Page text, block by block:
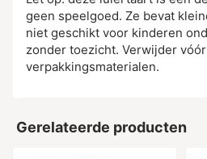
geen speelgoed. Ze bevat
niet geschikt voor kinderen
zonder toezicht. Verwijder
verpakkingsmaterialen.
Gerelateerde producten